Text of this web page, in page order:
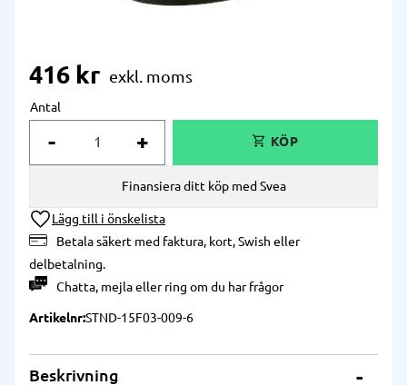
416 kr
Antal
+
-
Lägg till i önskelista
Betala säkert med faktura, kort, Swish eller
delbetalning.
Chatta, mejlaellerring om du har frågor
Finansiera ditt köp med Svea
ArtikelnrSTND-15F03-009-6
Beskrivning